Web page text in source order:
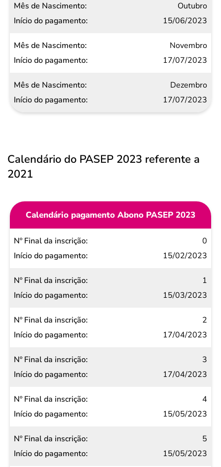
Outubro
15/06/2023
Novembro
17/07/2023
Dezembro
17/07/2023
Calendário do PASEP 2023 referente a
2021
Calendário pagamento Abono PASEP 2023
Nº Final
da
Início do
pagamento
0
15/02/2023
1
15/03/2023
2
17/04/2023
3
17/04/2023
4
15/05/2023
5
15/05/2023